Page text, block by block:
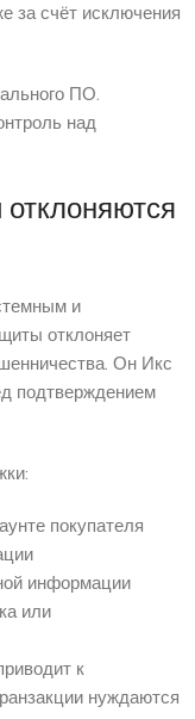
за счёт исключения
ПО.
над
и
отклоняет
Он Икс
подтверждением
покупателя
информации
или
к
нуждаются